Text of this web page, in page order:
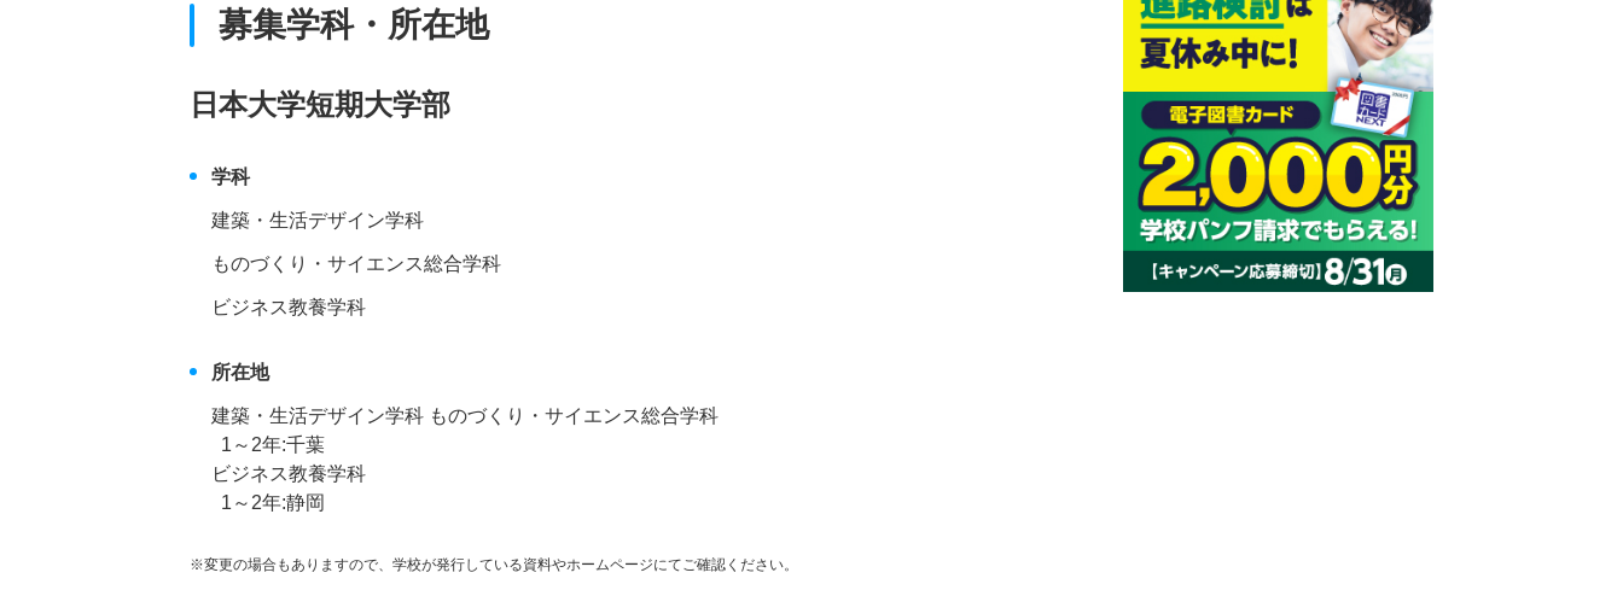
募集学科・所在地
日本大学短期大学部
学科
建築・生活デザイン学科
ものづくり・サイエンス総合学科
ビジネス教養学科
所在地
建築・生活デザイン学科 ものづくり・サイエンス総合学科
1～2年:千葉
ビジネス教養学科
1～2年:静岡
※変更の場合もありますので、学校が発行している資料やホームページにてご確認ください。